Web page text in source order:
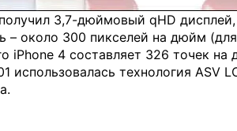
3,7-дюймовый qHD
– около 300 пикселей на дюйм
iPhone 4 составляет 326 точек
использовалась технология ASV